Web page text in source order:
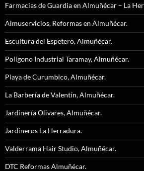
Farmacias de Guardia en Almuñécar – La
Almuservicios, Reformas en Almuñécar.
Escultura del Espetero, Almuñécar.
Polígono Industrial Taramay, Almuñécar.
Playa de Curumbico, Almuñécar.
La Barbería de Valentín, Almuñécar.
Jardinería Olivares, Almuñécar.
Jardineros La Herradura.
Valderrama Hair Studio, Almuñécar.
DTC Reformas Almuñécar.